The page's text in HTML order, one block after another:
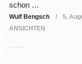
schon …
Wulf Bengsch 5.
ANSICHTEN